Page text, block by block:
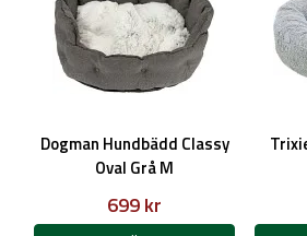
Dogman Hundbädd Classy
Oval Grå M
699 kr